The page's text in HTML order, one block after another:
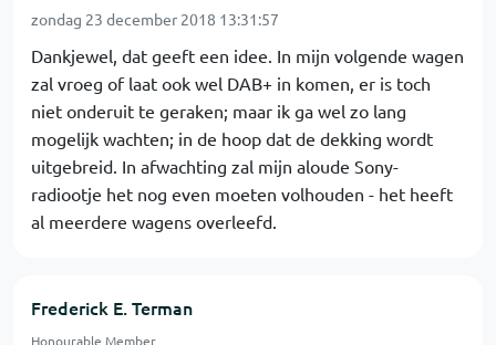
zondag 23 december 2018 13:31:57
Dankjewel, dat geeft een idee. In mijn volgende wagen
zal vroeg of laat ook wel DAB+ in komen, er is toch
niet onderuit te geraken; maar ik ga wel zo lang
mogelijk wachten; in de hoop dat de dekking wordt
uitgebreid. In afwachting zal mijn aloude Sony-
radiootje het nog even moeten volhouden - het heeft
al meerdere wagens overleefd.
Frederick E. Terman
Honourable Member